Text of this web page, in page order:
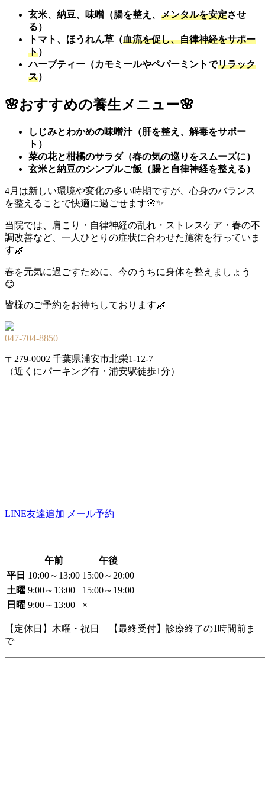
玄米、納豆、味噌（腸を整え、 メンタルを安定させ
る）
トマト、ほうれん草（血流を促し、自律神経をサポー
ト）
ハーブティー（カモミールやペパーミントでリラック
ス）
🌸おすすめの養生メニュー🌸
しじみとわかめの味噌汁（肝を整え、解毒をサポー
ト）
菜の花と柑橘のサラダ（春の気の巡りをスムーズに）
玄米と納豆のシンプルご飯（腸と自律神経を整える）
4月は新しい環境や変化の多い時期ですが、心身のバランス
を整えることで快適に過ごせます🌸✨
当院では、肩こり・自律神経の乱れ・ストレスケア・春の不
調改善など、一人ひとりの症状に合わせた施術を行っていま
す🌿
春を元気に過ごすために、今のうちに身体を整えましょう
😊
皆様のご予約をお待ちしております🌿
047-704-8850
〒279-0002 千葉県浦安市北栄1-12-7
（近くにパーキング有・浦安駅徒歩1分）
LINE友達追加 メール予約
午前
午後
平日 10:00～13:00 15:00～20:00
土曜 9:00～13:00
15:00～19:00
日曜 9:00～13:00 ×
【定休日】木曜・祝日 【最終受付】診療終了の1時間前ま
で